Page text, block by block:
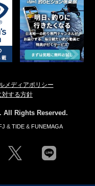
メディアポリシー
対する方針
Rights Reserved.
& TIDE& FUNEMAGA
line